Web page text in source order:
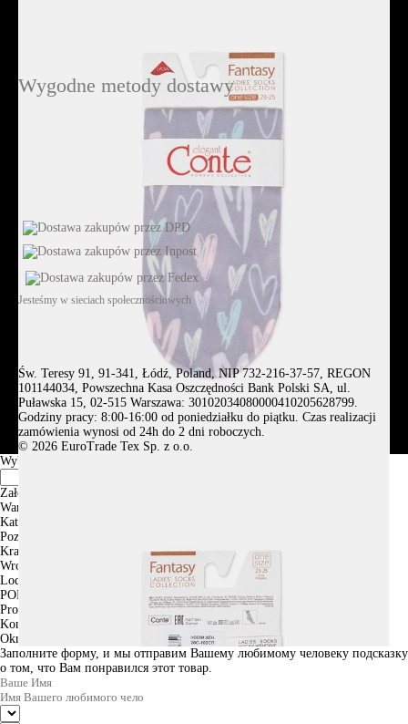
Wygodne metody dostawy
Jesteśmy w sieciach społecznościowych
Św. Teresy 91, 91-341, Łódź, Poland, NIP 732-216-37-57, REGON
101144034, Powszechna Kasa Oszczędności Bank Polski SA, ul.
Puławska 15, 02-515 Warszawa: 30102034080000410205628799.
Godziny pracy: 8:00-16:00 od poniedziałku do piątku. Czas realizacji
zamówienia wynosi od 24h do 2 dni roboczych.
© 2026 EuroTrade Tex Sp. z o.o.
Wybierz miasta
Założenia
Warszawa
Katowice
Poznan
Krakow
Wroclaw
Lodz
PODGLĄD
Produkt w koszyku
Kontynuuj zakupy
ZAMÓWIENIE
Okno informacyjne
Заполните форму, и мы отправим Вашему любимому человеку подсказку
о том, что Вам понравился этот товар.